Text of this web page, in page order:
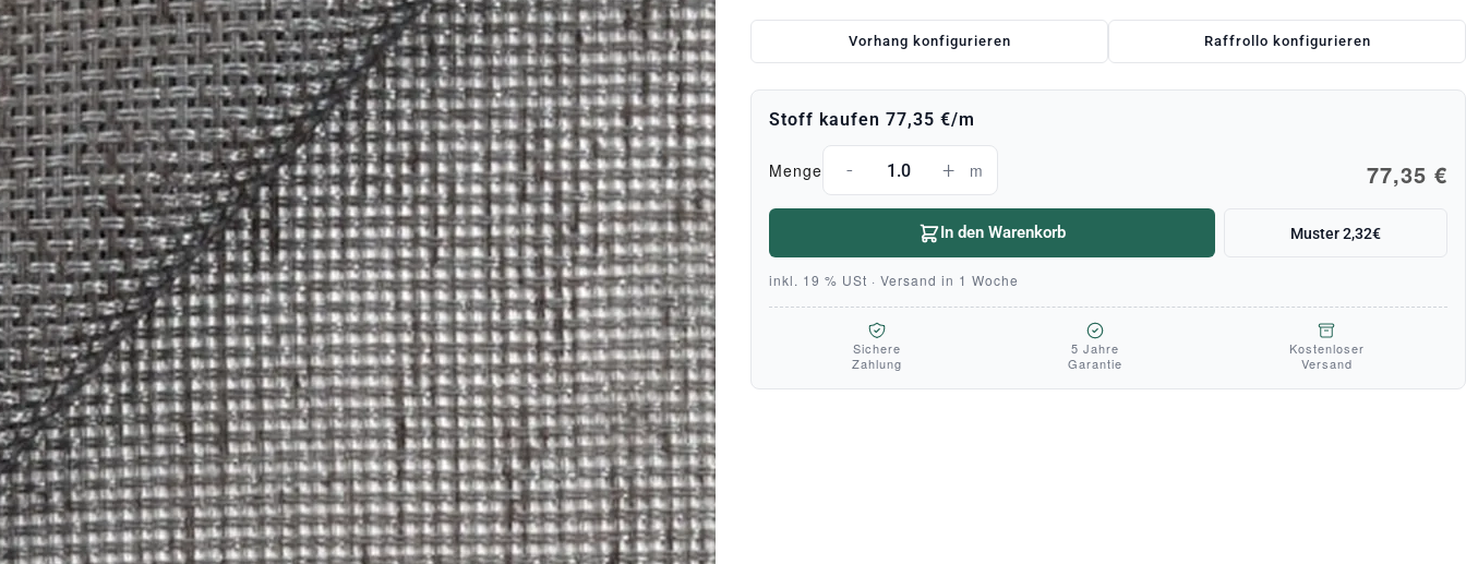
Vorhang konfigurieren Raffrollo konfigurieren
Stoff kaufen 77,35 €/m
Menge - + m 77,35 €
In den Warenkorb Muster 2,32€
inkl. 19 % USt · Versand in 1 Woche
Sichere
Zahlung
5 Jahre
Garantie
Kostenloser
Versand